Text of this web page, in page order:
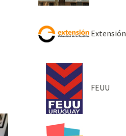
Extensión
FEUU